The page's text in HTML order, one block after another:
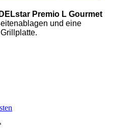
Premio L Gourmet
und eine